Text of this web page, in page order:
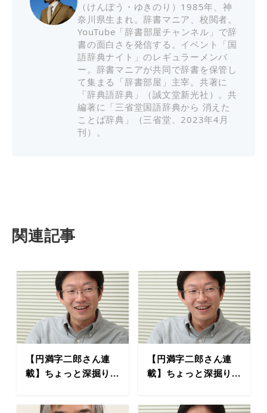
（けんぼう・ゆきのり）1985年、神
奈川県生まれ。辞書マニア、校閲者。
YouTube「辞書部屋チャンネル」で辞
書の面白さを発信する。イベント「国
語辞典ナイト」のレギュラーメンバ
ー。辞書マニアが共同で辞書を保管し
て集まる「辞書部屋」主宰。共著に
「辞典語辞典」（誠文堂新光社）。共
編著に「三省堂国語辞典から 消えた
ことば辞典」（三省堂、2023年4月
刊）。
関連記事
【円満字二郎さん連
載】ちょっと深掘り...
【円満字二郎さん連
載】ちょっと深掘り...